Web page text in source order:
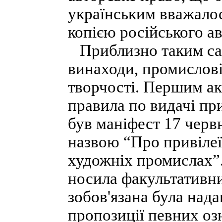
українським
копією російського
Приблизно таким
винаходи, промислові
творчості. Першим
правила по видачі
був маніфест 17
назвою “Про
художніх
носила
зобов'язана була
пропозиції певних